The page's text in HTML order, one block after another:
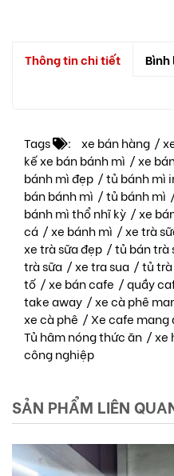
Thông tin chi tiết Bình
Tags : xe bán hàng /
kế xe bán bánh mì /xe
bánh mì đẹp /tủ bánh mì
bán bánh mì /tủ bánh mì
bánh mì thổ nhĩ kỳ /xe
cá /xe bánh mì /xe trà
xe trà sữa đẹp /tủ bán trà
trà sữa /xe tra sua /tủ
tố /xe bán cafe /quầy
take away /xe cà phê
xe cà phê /Xe cafe mang
Tủ hâm nóng thức ăn /xe
công nghiệp
SẢN PHẨM LIÊN